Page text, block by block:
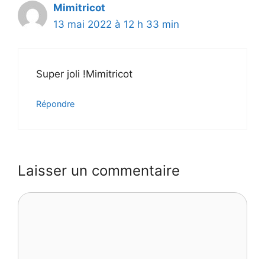
Mimitricot
13 mai 2022 à 12 h 33 min
Super joli !Mimitricot
Répondre
Laisser un commentaire
Commentaire